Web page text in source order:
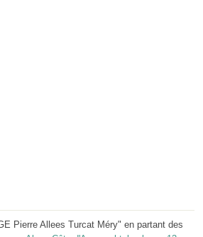
Pierre Allees Turcat Méry" en partant des